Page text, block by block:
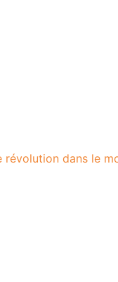
révolution dans le